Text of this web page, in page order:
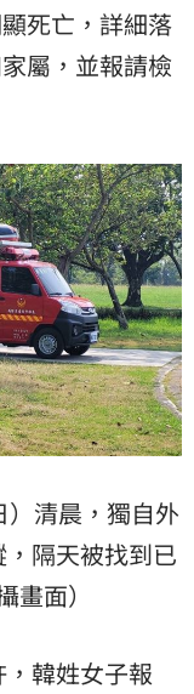
死亡，詳細落
屬，並報請檢
清晨，獨自外
隔天被找到已
面）
韓姓女子報